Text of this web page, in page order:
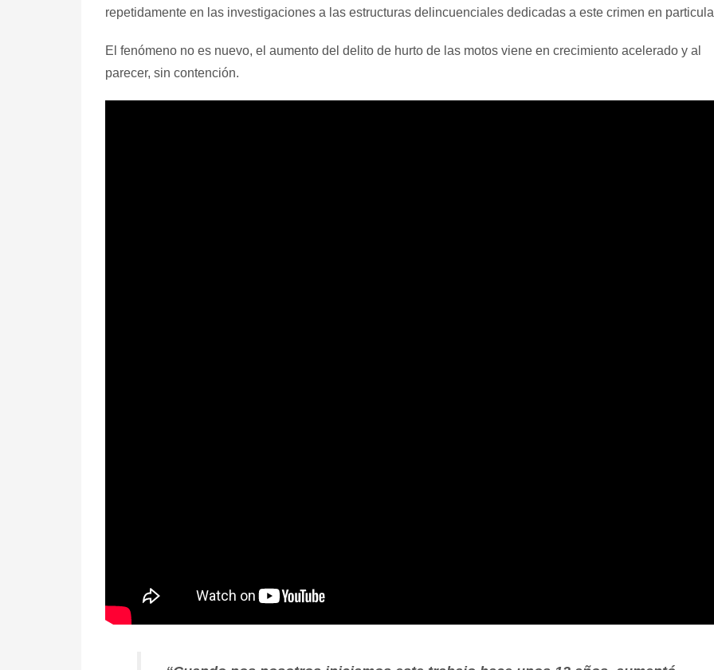
repetidamente en las investigaciones a las estructuras delincuenciales dedicadas a este crimen en
El fenómeno no es nuevo, el aumento del delito de hurto de las motos viene en crecimiento acelerado y al
parecer, sin contención.